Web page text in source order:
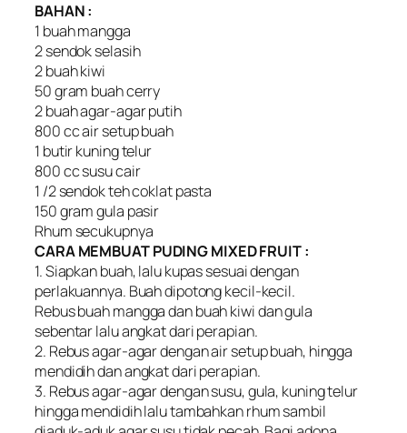
BAHAN :
1 buah mangga
2 sendok selasih
2 buah kiwi
50 gram buah cerry
2 buah agar-agar putih
800 cc air setup buah
1 butir kuning telur
800 cc susu cair
1 /2 sendok teh coklat pasta
150 gram gula pasir
Rhum secukupnya
CARA MEMBUAT PUDING MIXED FRUIT :
1. Siapkan buah, lalu kupas sesuai dengan
perlakuannya. Buah dipotong kecil-kecil.
Rebus buah mangga dan buah kiwi dan gula
sebentar lalu angkat dari perapian.
2. Rebus agar-agar dengan air setup buah, hingga
mendidih dan angkat dari perapian.
3. Rebus agar-agar dengan susu, gula, kuning telur
hingga mendidih lalu tambahkan rhum sambil